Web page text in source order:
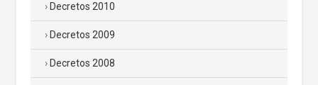
Decretos 2010
Decretos 2009
Decretos 2008